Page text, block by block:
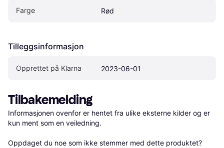
Farge Rød
Tilleggsinformasjon
Opprettet på Klarna 2023-06-01
Tilbakemelding
Informasjonen ovenfor er hentet fra ulike eksterne kilder og er
kun ment som en veiledning.
Oppdaget du noe som ikke stemmer med dette produktet?